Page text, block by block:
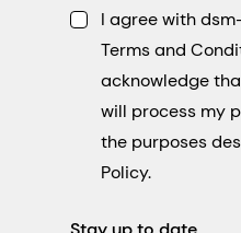
I agree with
Terms and
acknowledge
will process my
the purposes
Policy.